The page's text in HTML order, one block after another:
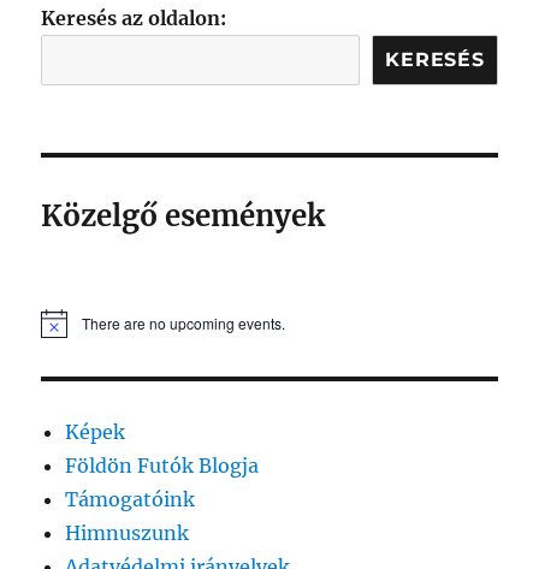
Keresés az oldalon:
KERESÉS
Közelgő események
There are no upcoming events.
Képek
Földön Futók Blogja
Támogatóink
Himnuszunk